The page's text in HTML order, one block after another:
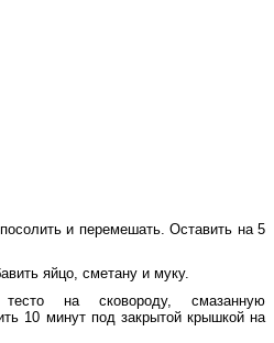
и перемешать. Оставить на 5
яйцо, сметану и муку.
тесто на сковороду, смазанную
10 минут под закрытой крышкой на